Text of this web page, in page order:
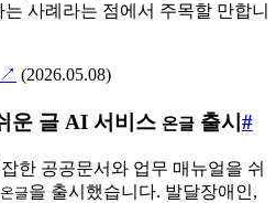
사례라는 점에서 주목할 만합니
↗ (2026.05.08)
운 글 AI 서비스 온글 출시 #
한 공공문서와 업무 매뉴얼을 쉬
온글을 출시했습니다. 발달장애인,